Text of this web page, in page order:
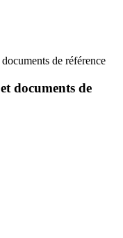
de référence
documents de